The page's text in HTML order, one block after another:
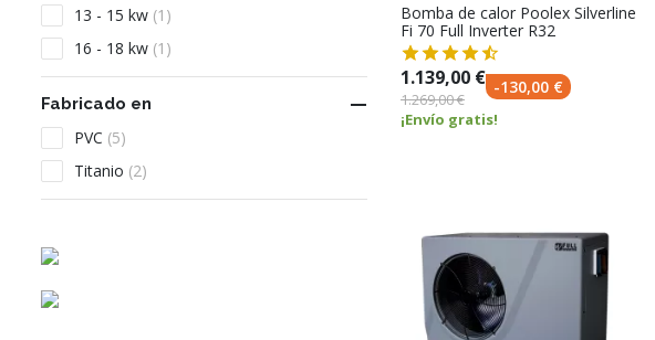
13 - 15 kw (1)
16 - 18 kw (1)
Fabricado en 
PVC (5)
Titanio (2)
Bomba de calor Poolex Silverline
Fi 70 Full Inverter R32
1.139,00 €
1.269,00 €
-130,00 €
¡Envío gratis!